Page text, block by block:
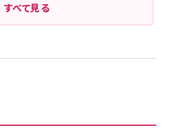
すべて見る